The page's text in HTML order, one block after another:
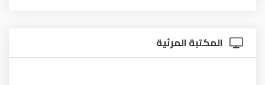
المكتبة المرئية